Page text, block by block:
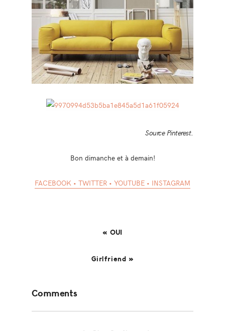
Source Pinterest.
Bon dimanche et à demain!
FACEBOOK • TWITTER • YOUTUBE • INSTAGRAM
« OUI
Girlfriend »
Interactions
Comments